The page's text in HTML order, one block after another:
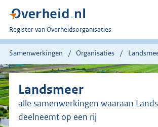
U
bent
nu
Register van Overheidsorganisaties
Samenwerkingen Organisaties
Landsmeer
alle samenwerkingen waaraan
deelneemt op een rij